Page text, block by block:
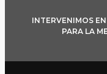
INTERVENIMOS
PARA LA